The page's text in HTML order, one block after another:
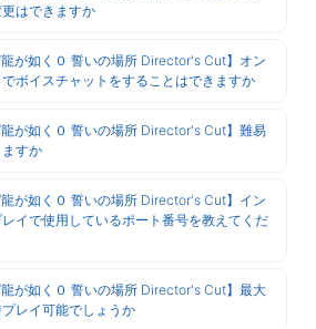
はできますか
が如く０ 誓いの場所 Director's Cut】オン
ボイスチャットをすることはできますか
龍が如く０ 誓いの場所 Director's Cut】難易
すか
が如く０ 誓いの場所 Director's Cut】イン
イで使用しているポート番号を教えてくだ
龍が如く０ 誓いの場所 Director's Cut】最大
レイ可能でしょうか